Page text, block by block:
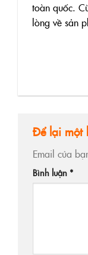
toàn quốc.
lòng về sản
Để lại một
Email của
Bình luận *